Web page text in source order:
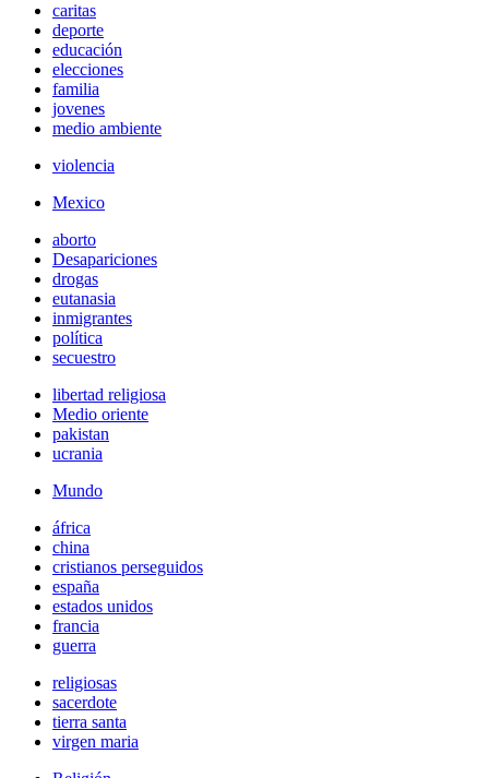
caritas
deporte
educación
elecciones
familia
jovenes
medio ambiente
violencia
Mexico
aborto
Desapariciones
drogas
eutanasia
inmigrantes
política
secuestro
libertad religiosa
Medio oriente
pakistan
ucrania
Mundo
áfrica
china
cristianos perseguidos
españa
estados unidos
francia
guerra
religiosas
sacerdote
tierra santa
virgen maria